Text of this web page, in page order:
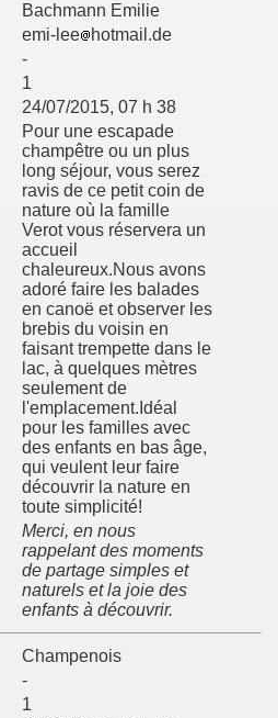
Bachmann Emilie
emi-lee
hotmail.de
-
1
24/07/2015, 07 h 38
Pour une escapade
champêtre ou un plus
long séjour, vous serez
ravis de ce petit coin de
nature où la famille
Verot vous réservera un
accueil
chaleureux.Nous avons
adoré faire les balades
en canoë et observer les
brebis du voisin en
faisant trempette dans le
lac, à quelques mètres
seulement de
l'emplacement.Idéal
pour les familles avec
des enfants en bas âge,
qui veulent leur faire
découvrir la nature en
toute simplicité!
Merci, en nous
rappelant des moments
de partage simples et
naturels et la joie des
enfants à découvrir.
Champenois
-
1